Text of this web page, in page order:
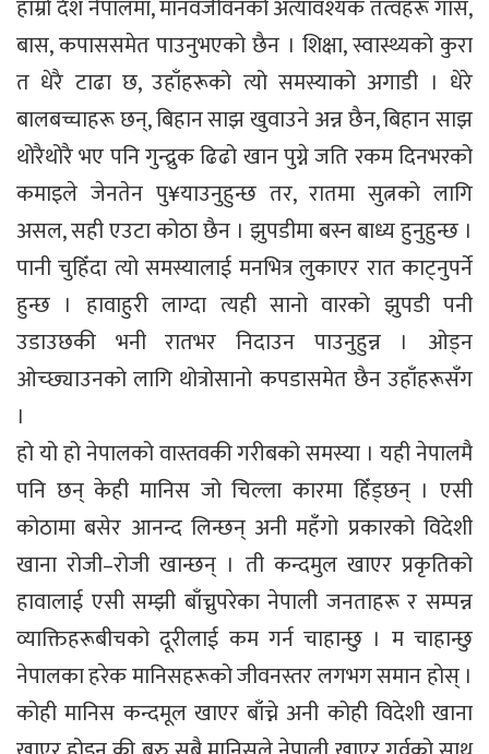
हाम्रो देश नेपालमा, मानवजीवनको अत्यावश्यक तत्वहरू गास,
बास, कपाससमेत पाउनुभएको छैन । शिक्षा, स्वास्थ्यको कुरा
त धेरै टाढा छ, उहाँहरूको त्यो समस्याको अगाडी । धेरे
बालबच्चाहरू छन्, बिहान साझ खुवाउने अन्न छैन, बिहान साझ
थोरैथोरै भए पनि गुन्द्रुक ढिढो खान पुग्ने जति रकम दिनभरको
कमाइले जेनतेन पु¥याउनुहुन्छ तर, रातमा सुत्नको लागि
असल, सही एउटा कोठा छैन । झुपडीमा बस्न बाध्य हुनुहुन्छ ।
पानी चुहिँदा त्यो समस्यालाई मनभित्र लुकाएर रात काट्नुपर्ने
हुन्छ । हावाहुरी लाग्दा त्यही सानो वारको झुपडी पनी
उडाउछकी भनी रातभर निदाउन पाउनुहुन्न । ओड्न
ओच्छ्याउनको लागि थोत्रोसानो कपडासमेत छैन उहाँहरूसँग
।
हो यो हो नेपालको वास्तवकी गरीबको समस्या । यही नेपालमै
पनि छन् केही मानिस जो चिल्ला कारमा हिँड्छन् । एसी
कोठामा बसेर आनन्द लिन्छन् अनी महँगो प्रकारको विदेशी
खाना रोजी–रोजी खान्छन् । ती कन्दमुल खाएर प्रकृतिको
हावालाई एसी सम्झी बाँच्नुपरेका नेपाली जनताहरू र सम्पन्न
व्याक्तिहरूबीचको दूरीलाई कम गर्न चाहान्छु । म चाहान्छु
नेपालका हरेक मानिसहरूको जीवनस्तर लगभग समान होस् ।
कोही मानिस कन्दमूल खाएर बाँच्ने अनी कोही विदेशी खाना